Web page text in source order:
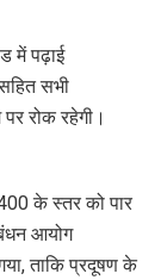
में पढ़ाई
सभी
रोक रहेगी।
के स्तर को पार
आयोग
ताकि प्रदूषण के